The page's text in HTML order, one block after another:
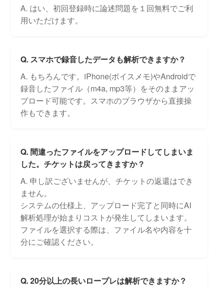
A. はい、初回登録時に論述問題を１回無料でご利
用いただけます。
Q. スマホで録音したデータも解析できますか？
A. もちろんです。iPhone(ボイスメモ)やAndroidで
録音したファイル（m4a, mp3等）をそのままアッ
プロード可能です。スマホのブラウザから直接操
作もできます。
Q. 間違ったファイルをアップロードしてしまいま
した。チケットは戻ってきますか？
A. 申し訳ございませんが、チケットの返還はでき
ません。
システムの仕様上、アップロード完了と同時にAI
解析処理が始まりコストが発生してしまいます。
ファイルを選択する際は、ファイル名や内容を十
分にご確認ください。
Q. 20分以上の長いロープレは解析できますか？